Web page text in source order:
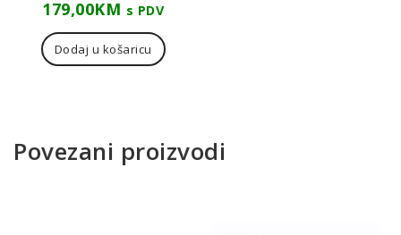
179,00KM s PDV
Dodaj u košaricu
Povezani proizvodi